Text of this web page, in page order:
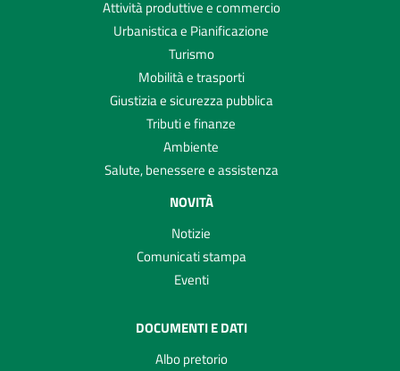
Attività produttive e commercio
Urbanistica e Pianificazione
Turismo
Mobilità e trasporti
Giustizia e sicurezza pubblica
Tributi e finanze
Ambiente
Salute, benessere e assistenza
NOVITÀ
Notizie
Comunicati stampa
Eventi
DOCUMENTI E DATI
Albo pretorio